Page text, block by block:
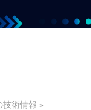
技術情報 »